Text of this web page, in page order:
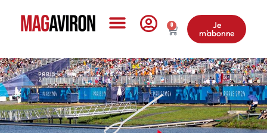
0 Je
m'abonne